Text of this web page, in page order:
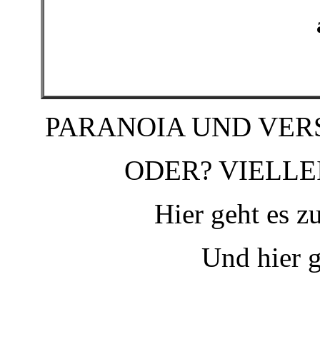
PARANOIA UND
ODER?
Hier geht es
Und hier